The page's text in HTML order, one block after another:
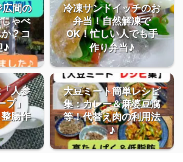
間の
ゃべ
？コ
♪
冷凍サンドイッチのお
弁当！自然解凍で
OK！忙しい人でも手
作り弁当♪
人参
プ」
腸作
大豆ミート簡単レシピ
集：カレー＆麻婆豆腐
等！代替え肉の利用法
♪